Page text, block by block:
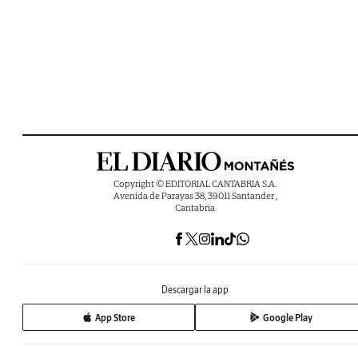
Copyright © EDITORIAL CANTABRIA S.A.
Avenida de Parayas 38, 39011 Santander ,
Cantabria
Descargar la app
App Store Google Play